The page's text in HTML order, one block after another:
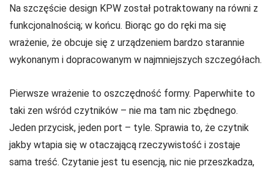
Na szczęście design KPW został potraktowany na równi z
funkcjonalnością; w końcu. Biorąc go do ręki ma się
wrażenie, że obcuje się z urządzeniem bardzo starannie
wykonanym i dopracowanym w najmniejszych szczegółach.
Pierwsze wrażenie to oszczędność formy. Paperwhite to
taki zen wśród czytników – nie ma tam nic zbędnego.
Jeden przycisk, jeden port – tyle. Sprawia to, że czytnik
jakby wtapia się w otaczającą rzeczywistość i zostaje
sama treść. Czytanie jest tu esencją, nic nie przeszkadza,